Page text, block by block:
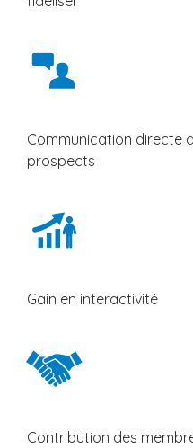
Communication directe
prospects
Gain en interactivité
Contribution des